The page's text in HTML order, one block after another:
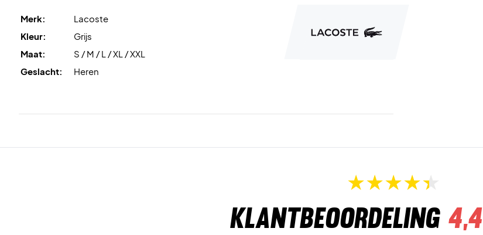
Merk:
Lacoste
Kleur:
Grijs
Maat:
S / M / L / XL / XXL
Geslacht:
Heren
Klantbeoordeling 4,4